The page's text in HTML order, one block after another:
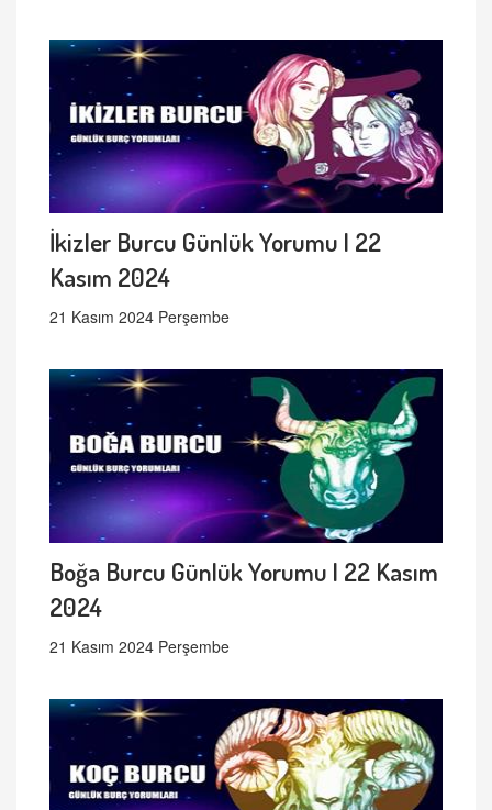
İkizler Burcu Günlük Yorumu | 22
Kasım 2024
21 Kasım 2024 Perşembe
Boğa Burcu Günlük Yorumu | 22 Kasım
2024
21 Kasım 2024 Perşembe